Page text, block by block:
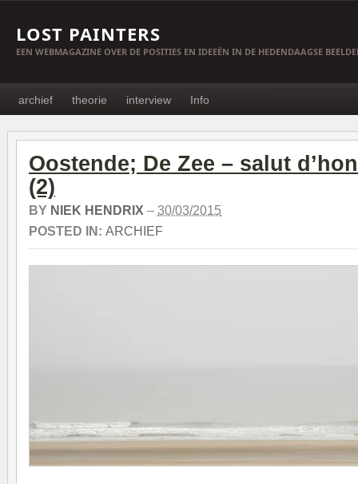
LOST PAINTERS
EEN WEBMAGAZINE OVER DE POSITIES EN IDEEËN IN DE HEDENDAAGSE
archief theorie interview Info
Oostende; De Zee – salut
(2)
BY NIEK HENDRIX – 30/03/2015
POSTED IN: ARCHIEF